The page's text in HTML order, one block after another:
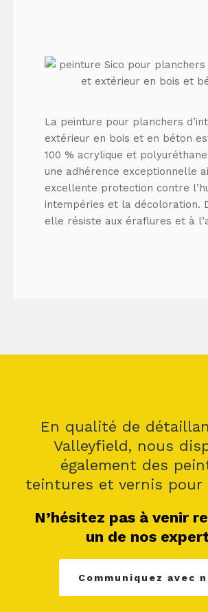
La peinture pour planchers
extérieur en bois et en béton
100 % acrylique et
une adhérence exceptionnelle
excellente protection contre
intempéries et la décoloration.
elle résiste aux éraflures et à
En qualité de
Valleyfield, nous
également des
teintures et vernis pour
N’hésitez pas à venir
un de nos
Communiquez avec